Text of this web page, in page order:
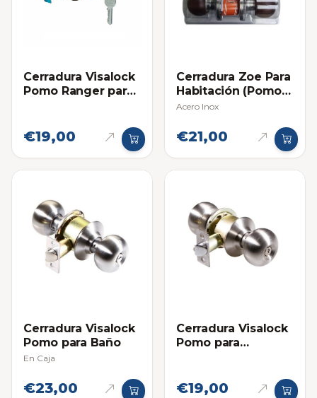
Cerradura Visalock
Pomo Ranger para
€19,00
Cerradura Zoe Para
Habitación (Pomo
Madera)
Acero Inox
€21,00
Cerradura Visalock
Pomo para Baño
En Caja
€23,00
Cerradura Visalock
Pomo para
€19,00